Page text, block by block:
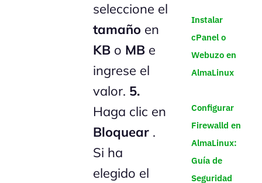
seleccione el
tamaño en
KB o MB e
ingrese el
valor. 5.
Haga clic en
Bloquear .
Si ha
elegido el
Instalar
cPanel o
Webuzo en
AlmaLinux
Configurar
Firewalld en
AlmaLinux:
Guía de
Seguridad